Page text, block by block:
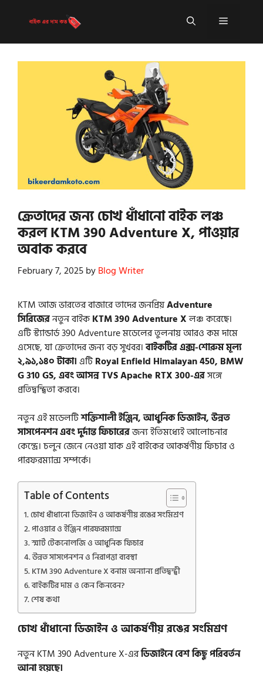
Menu
ক্রেতাদের জন্য চোখ ধাঁধানো বাইক লঞ্চ
করল KTM 390 Adventure X, পাওয়ার
অবাক করবে
February 7, 2025byBlog Writer
KTM আজ ভারতের বাজারে তাদের জনপ্রিয়Adventure
সিরিজেরনতুন বাইকKTM 390 Adventure Xলঞ্চ করেছে।
এটি স্ট্যান্ডার্ড 390 Adventure মডেলের তুলনায় আরও কম দামে
এসেছে, যা ক্রেতাদের জন্য বড় সুখবর।বাইকটির এক্স-শোরুম মূল্য
২,৯১,১৪০ টাকা।এটিRoyal Enfield Himalayan 450, BMW
G 310 GS, এবং আসন্ন TVS Apache RTX 300-এরসঙ্গে
প্রতিদ্বন্দ্বিতা করবে।
নতুন এই মডেলটিশক্তিশালী ইঞ্জিন, আধুনিক ডিজাইন, উন্নত
সাসপেনশন এবং দুর্দান্ত ফিচারেরজন্য ইতিমধ্যেই আলোচনার
কেন্দ্রে। চলুন জেনে নেওয়া যাক এই বাইকের আকর্ষণীয় ফিচার ও
পারফরম্যান্স সম্পর্কে।
Table of Contents
চোখ ধাঁধানো ডিজাইন ও আকর্ষণীয় রঙের সংমিশ্রণ
পাওয়ার ও ইঞ্জিন পারফরম্যান্স
স্মার্ট টেকনোলজি ও আধুনিক ফিচার
উন্নত সাসপেনশন ও নিরাপত্তা ব্যবস্থা
KTM 390 Adventure X বনাম অন্যান্য প্রতিদ্বন্দ্বী
বাইকটির দাম ও কেন কিনবেন?
শেষ কথা
চোখ ধাঁধানো ডিজাইন ও আকর্ষণীয় রঙের সংমিশ্রণ
নতুন KTM 390 Adventure X-এরডিজাইনে বেশ কিছু পরিবর্তন
আনা হয়েছে।